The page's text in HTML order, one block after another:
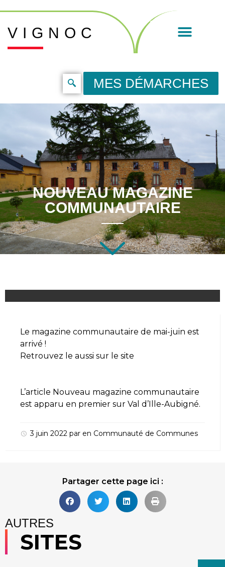
VIGNOC
MES DÉMARCHES
NOUVEAU MAGAZINE
COMMUNAUTAIRE
Le magazine communautaire de mai-juin est
arrivé !
Retrouvez le aussi sur le site
L’article Nouveau magazine communautaire
est apparu en premier sur Val d’Ille-Aubigné.
3 juin 2022 par en Communauté de Communes
Partager cette page ici :
AUTRES
SITES